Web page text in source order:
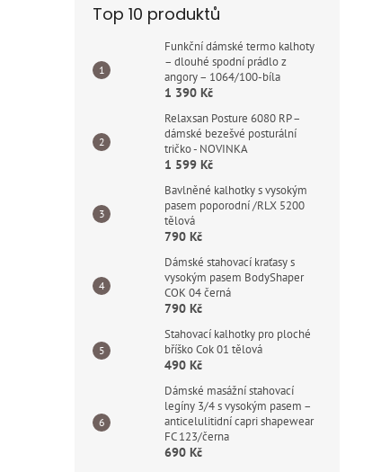
Top 10 produktů
Funkční dámské termo kalhoty
– dlouhé spodní prádlo z
angory – 1064/100-bíla
1 390 Kč
Relaxsan Posture 6080 RP –
dámské bezešvé posturální
tričko - NOVINKA
1 599 Kč
Bavlněné kalhotky s vysokým
pasem poporodní /RLX 5200
tělová
790 Kč
Dámské stahovací kraťasy s
vysokým pasem BodyShaper
COK 04 černá
790 Kč
Stahovací kalhotky pro ploché
bříško Cok 01 tělová
490 Kč
Dámské masážní stahovací
legíny 3/4 s vysokým pasem –
anticelulitidní capri shapewear
FC 123/černa
690 Kč